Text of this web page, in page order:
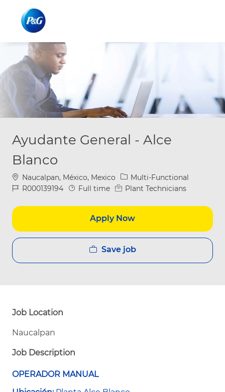
Ayudante General - Alce
Blanco
Location
Naucalpan, México, Mexico Category
Multi-Functional
Job IdR000139194 Job Type
Full time Plant Technicians
Apply Now
Save job
Job Location
Naucalpan
Job Description
OPERADOR MANUAL